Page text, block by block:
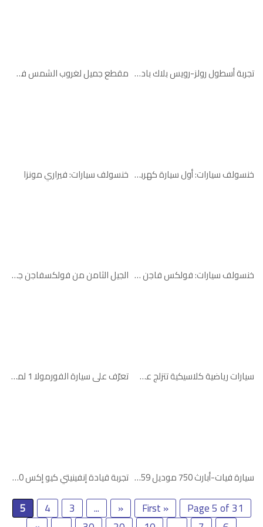
مقطع جميل لغروب الشمس في دبي خلف سيارة مازيراتي تجربة أسطول رولز-رويس بلاك بادج على حلبة مرسى ياس
خنسولف سيارات: فيراري مونزا خنسولف سيارات: أول سيارة كهربائية من ميني
الجيل الثامن من فولكسفاجن جولف جي تي آي خنسولف سيارات: فولكس فاجن طوارق بلج-إن هايبرد
تعرّف على سيارة الفورمولا 1 لموسم 2022 سيارات رياضية كلاسيكية تتزلج على الثلج
تجربة قيادة إنفينيتي كيو إكس 70 سبورت إيليت سيارة فيات-أبارث 750 موديل 1959
Page 5 of 31
« First
«
...
3
4
5